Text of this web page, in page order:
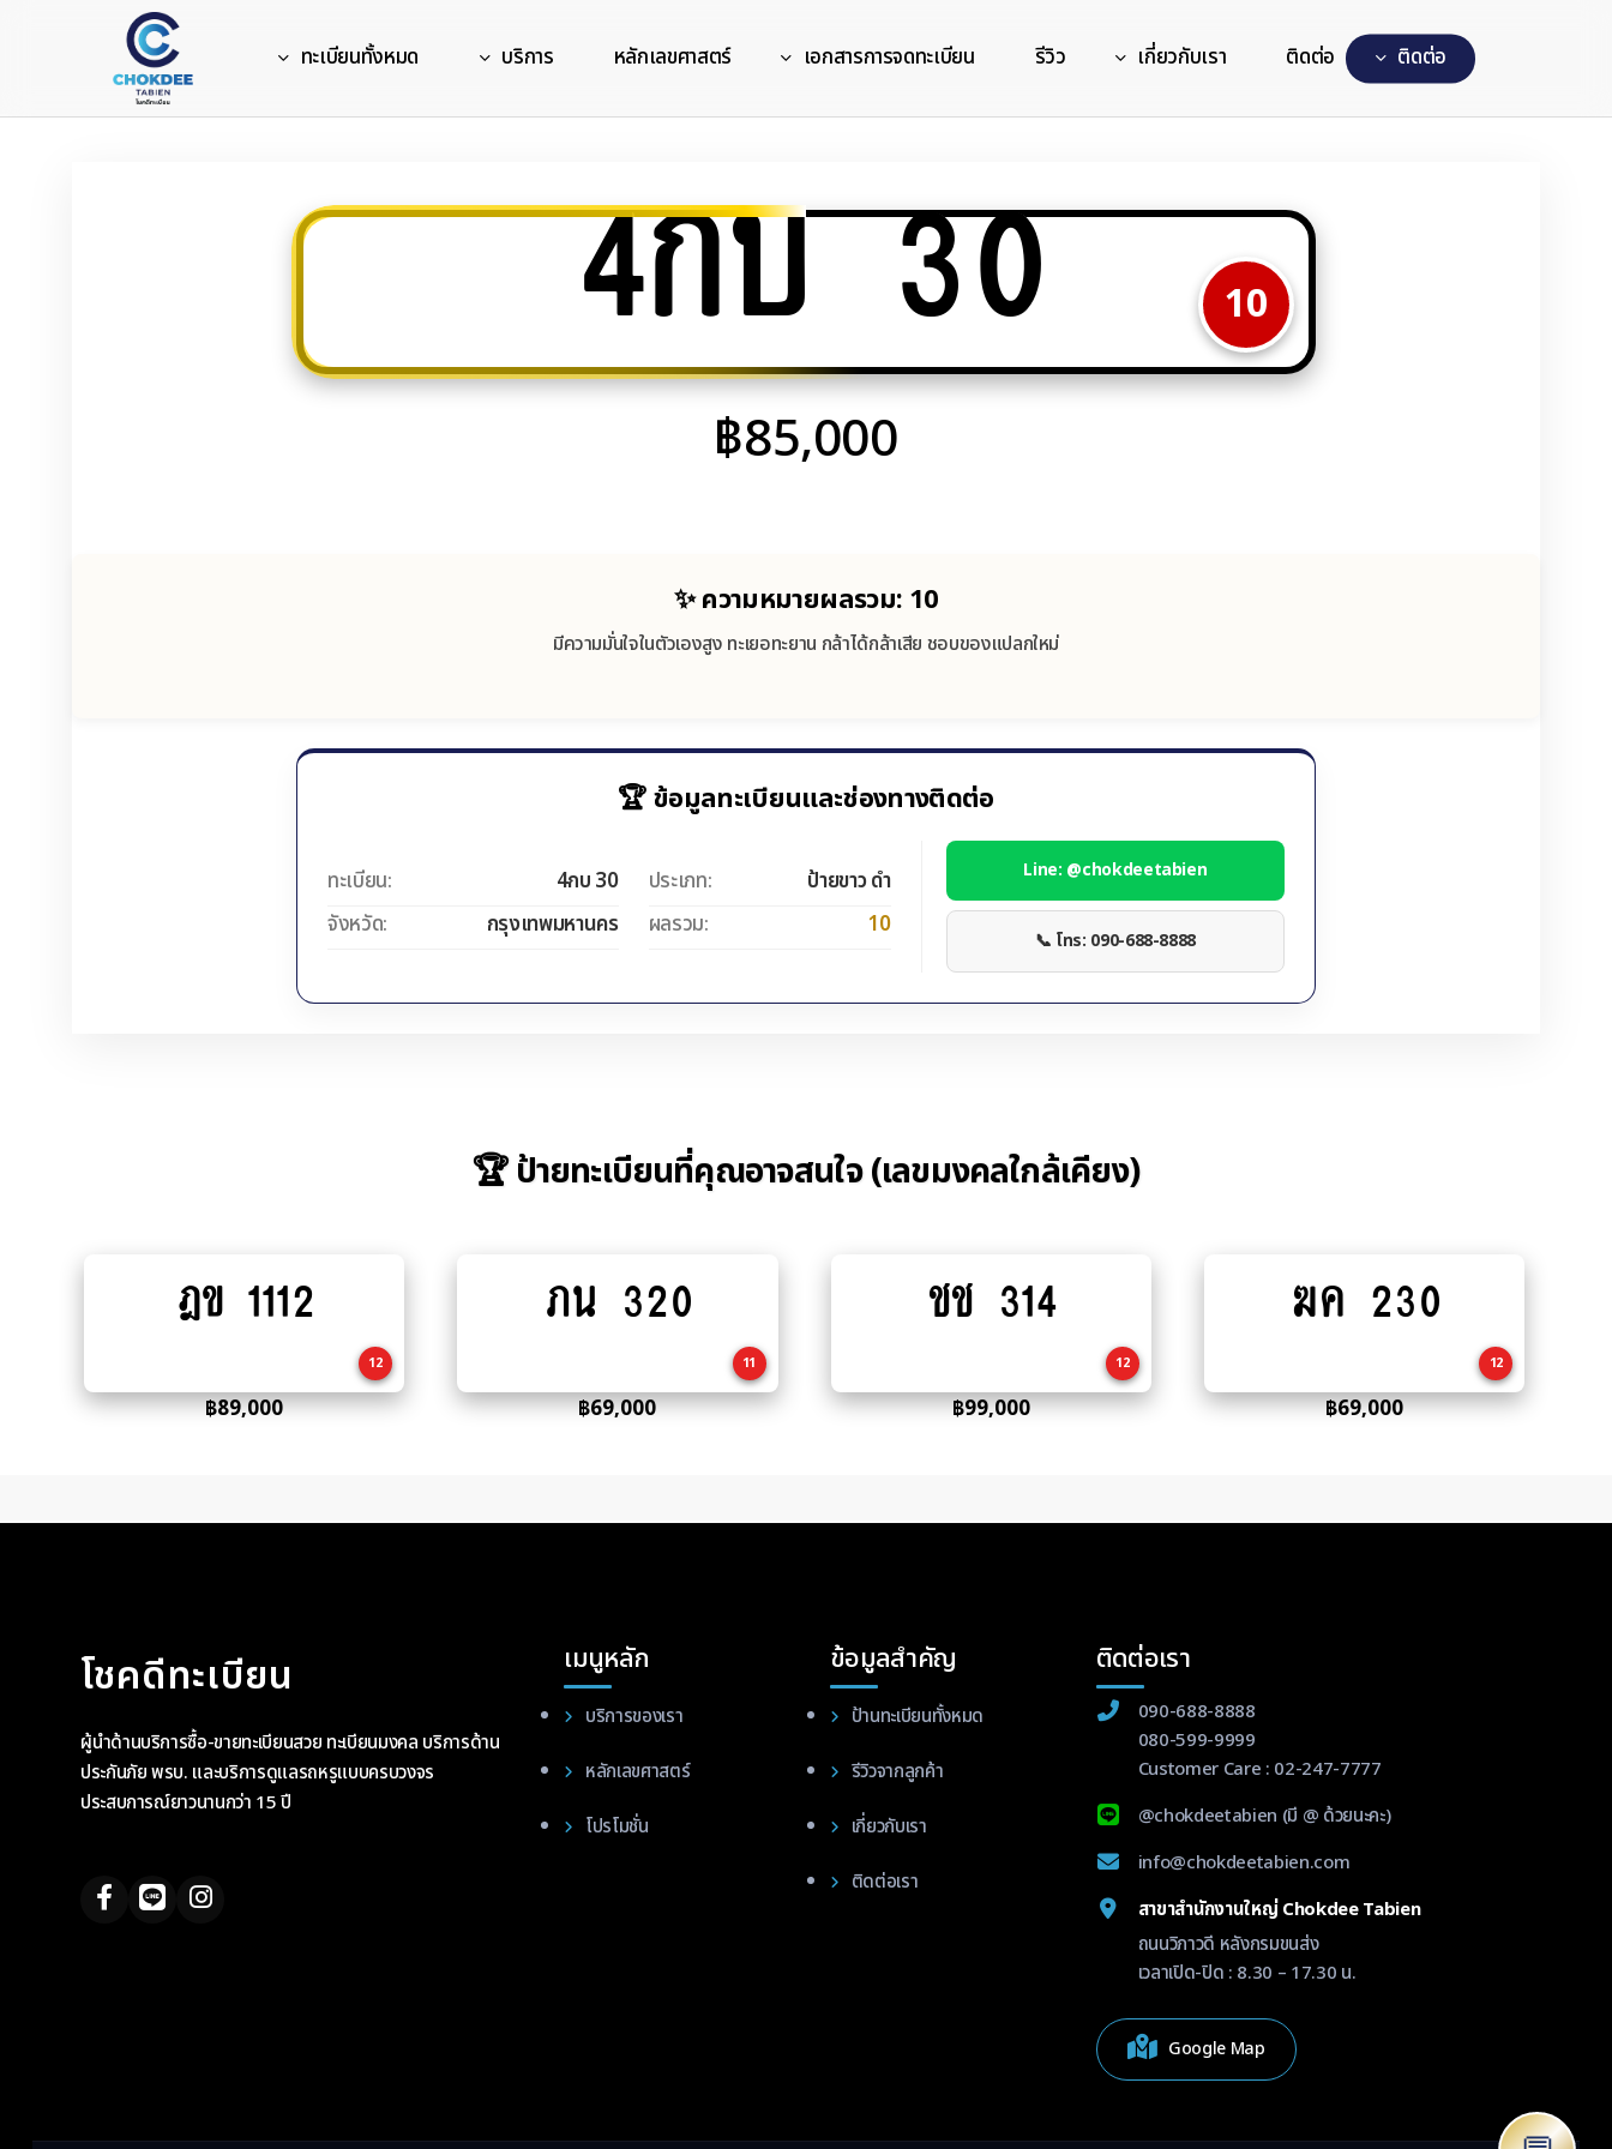
content
ทะเบียนทั้งหมด บริการ หลักเลขศาสตร์ เอกสารการจดทะเบียน รีวิว เกี่ยวกับเรา ติดต่อ ตดตอ
4กบ 30 10
฿85,000
✨ ความหมายผลรวม: 10
มีความมั่นใจในตัวเองสูง ทะเยอทะยาน กล้าได้กล้าเสีย ชอบของแปลกใหม่
🏆 ข้อมูลทะเบียนและช่องทางติดต่อ
ทะเบียน:
4กบ 30
จังหวัด:
กรุงเทพมหานคร
ประเภท:
ป้ายขาว ดำ
ผลรวม:
10
Line: @chokdeetabien
📞 โทร: 090-688-8888
🏆 ป้ายทะเบียนที่คุณอาจสนใจ (เลขมงคลใกล้เคียง)
Add
to
ฎข 1112
12
฿89,000
Add
to
ภน 320
11
฿69,000
Add
to
ชช 314
12
฿99,000
Add
to
ฆค 230
12
฿69,000
โชคดีทะเบียน
ผู้นำด้านบริการซื้อ-ขายทะเบียนสวย ทะเบียนมงคล บริการด้าน
ประกันภัย พรบ. และบริการดูแลรถหรูแบบครบวงจร
ประสบการณ์ยาวนานกว่า 15 ปี
เมนูหลัก
บริการของเรา
หลักเลขศาสตร์
โปรโมชั่น
ข้อมูลสำคัญ
ป้านทะเบียนทั้งหมด
รีวิวจากลูกค้า
เกี่ยวกับเรา
ติดต่อเรา
ติดต่อเรา
090-688-8888
080-599-9999
Customer Care : 02-247-7777
@chokdeetabien (มี @ ด้วยนะคะ)
info@chokdeetabien.com
สาขาสำนักงานใหญ่ Chokdee Tabien
ถนนวิภาวดี หลังกรมขนส่ง
เวลาเปิด-ปิด : 8.30 – 17.30 น.
Google Map